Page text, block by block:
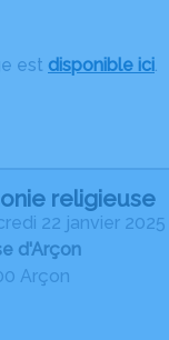
est disponible ici.
religieuse
22 janvier
d'Arçon
Arçon